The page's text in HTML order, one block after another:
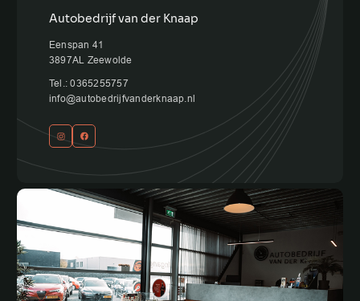
Autobedrijf van der Knaap
Eenspan 41
3897AL Zeewolde
Tel.: 0365255757
info@autobedrijfvanderknaap.nl